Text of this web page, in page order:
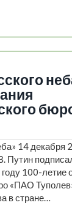
14 декабря
Путин
100-летие
«ПАО
в стране…